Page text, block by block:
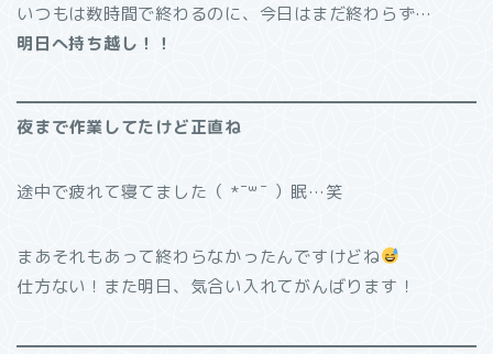
いつもは数時間で終わるのに、今日はまだ終わらず…
明日へ持ち越し！！
夜まで作業してたけど正直ね
途中で疲れて寝てました（ *¯꒳¯ ）眠…笑
まあそれもあって終わらなかったんですけどね
仕方ない！また明日、気合い入れてがんばります！